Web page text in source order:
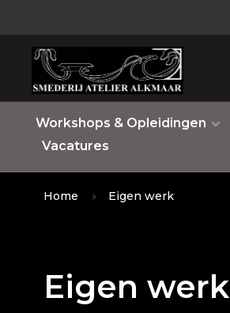
Workshops & Opleidingen
Vacatures
Home Eigen werk
Eigen werk